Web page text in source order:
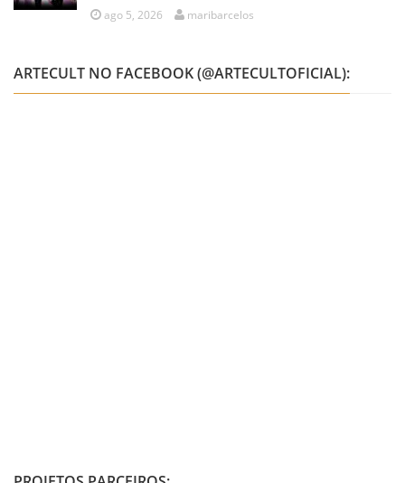
ago 5, 2026 maribarcelos
ARTECULT NO FACEBOOK (@ARTECULTOFICIAL):